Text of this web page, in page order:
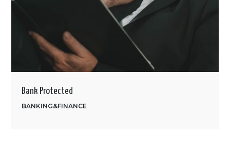
Bank Protected
BANKING&FINANCE